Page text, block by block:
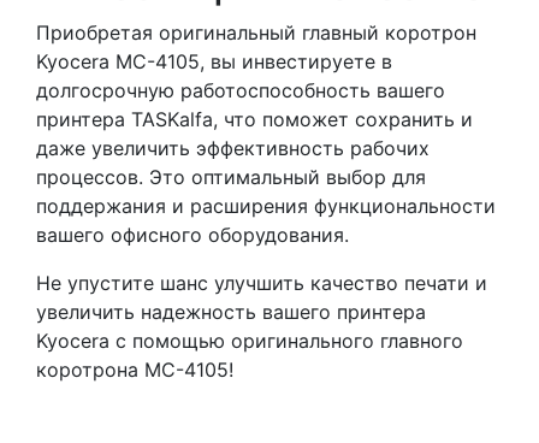
Приобретая оригинальный главный коротрон
Kyocera MC-4105, вы инвестируете в
долгосрочную работоспособность вашего
принтера TASKalfa, что поможет сохранить и
даже увеличить эффективность рабочих
процессов. Это оптимальный выбор для
поддержания и расширения функциональности
вашего офисного оборудования.
Не упустите шанс улучшить качество печати и
увеличить надежность вашего принтера
Kyocera с помощью оригинального главного
коротрона MC-4105!